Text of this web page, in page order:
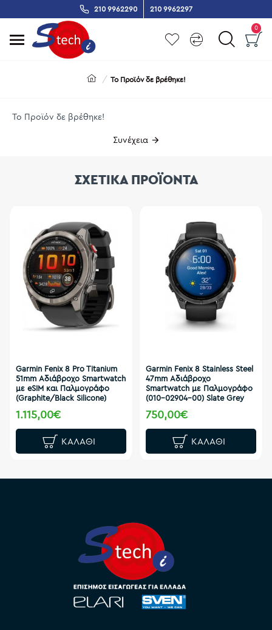
210 9962290 210 9962297
0
Το Προϊόν δε βρέθηκε!
Το Προϊόν δε βρέθηκε!
Συνέχεια
ΣΧΕΤΙΚΑ ΠΡΟΪΟΝΤΑ
Garmin Fenix 8 Pro Titanium
51mm Αδιάβροχο Smartwatch
με eSIM και Παλμογράφο
(Graphite/Black Silicone)
1.115,00€
ΚΑΛΆΘΙ
Garmin Fenix 8 Stainless Steel
47mm Αδιάβροχο
Smartwatch με Παλμογράφο
(010-02904-00) Slate Grey
750,00€
ΚΑΛΆΘΙ